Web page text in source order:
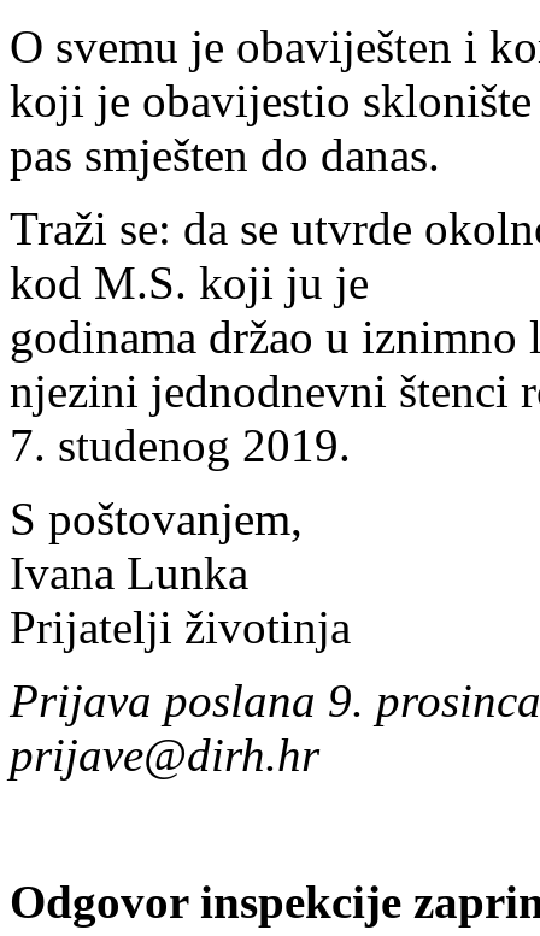
O svemu je obaviješten i
koji je obavijestio
pas smješten do danas.
Traži se: da se utvrde
kod M.S. koji ju je
godinama držao u
njezini jednodnevni štenci
7. studenog 2019.
S poštovanjem,
Ivana Lunka
Prijatelji životinja
Prijava poslana 9.
prijave@dirh.hr
Odgovor inspekcije